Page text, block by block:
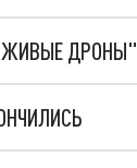
ДРОНЫ"